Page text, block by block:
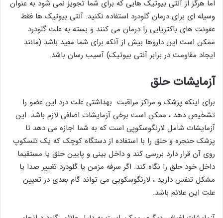
اما هرگز از آنتی بیوتیک هایی که برای شما تجویز نمی شود به عنوان
وسیله ای برای درمان گلودرد استفاده نکنید. آنتی بیوتیک ها فقط
عفونت های باکتریایی را درمان می کنند و بسته به علت گلودرد
ممکن است این داروها بیش از آنکه برای شما مفید باشد (مانند
ایجاد مقاومت در برابر آنتی بیوتیک) آسیب رسان باشد.
آزمایشات حلق
برای اینکه پزشک و مراکز مراقبت بهداشتی علت درد این عضو را
تشخیص دهد ، ممکن است برخی آزمایشات اضافی لازم باشد. این
آزمایشات شامل لارنگوسکوپی است که به شما اجازه می دهد تا
پزشک حنجره و حلق را با استفاده از دستگاه کوچک که یک تلسکوپ
روی آن قرار دارد بررسی کند و داخل بینی و پایین حلق یا مستقیما
داخل خود حلق را نگاه کند. اگر سرفه مزمن یا گلودرد تغییر صدا یا
مشکل تنفس دارید ، لارنگوسکوپی می تواند گام بعدی در تعیین
علت این علائم باشد.